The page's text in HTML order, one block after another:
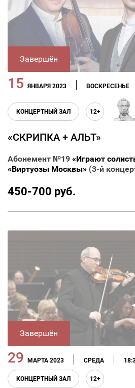
Завершён
15 ЯНВАРЯ 2023 ВОСКРЕСЕНЬЕ
КОНЦЕРТНЫЙ ЗАЛ 12+
«СКРИПКА + АЛЬТ»
Абонемент №19 «Играют
«Виртуозы Москвы» (3-й
450-700 руб.
Завершён
29 МАРТА 2023 СРЕДА
КОНЦЕРТНЫЙ ЗАЛ 12+